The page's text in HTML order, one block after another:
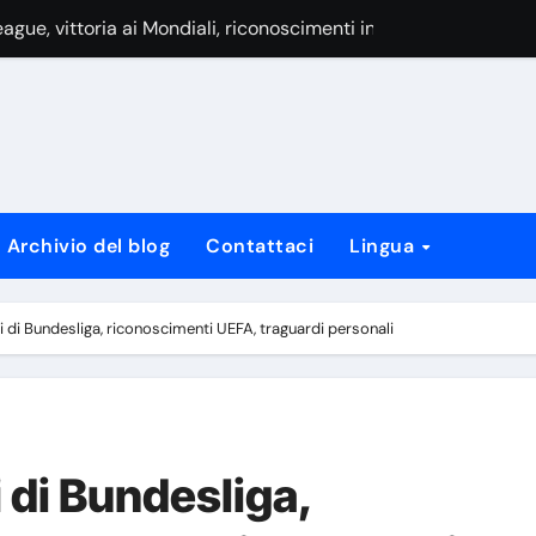
del Mondo, Contributi agli Europei, Leadership
del Mondo, titoli di Ligue 1, premi individuali
mondo, onorificenze UEFA, successi con il club
Record Internazionali, Ruoli di Leadership
Archivio del blog Contattaci Lingua
di Bundesliga, riconoscimenti UEFA, traguardi personali
Bundesliga,